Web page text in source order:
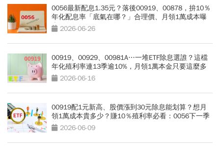
0056最新配息1.35元？落後00919、00878，拚10％
年化配息率「底氣在哪？」合理價、月領1萬成本曝
光 2026-06-26
00919、00929、00981A…一堆ETF除息選誰？這檔
年化殖利率連13季逾10%，月領1萬本金只要這麼多
2026-06-16
00919配1元新高、股價漲到30元除息能划算？想月
領1萬成本貴多少？賺10％殖利率必看：0056下一季
能配1.3元？
2026-06-09